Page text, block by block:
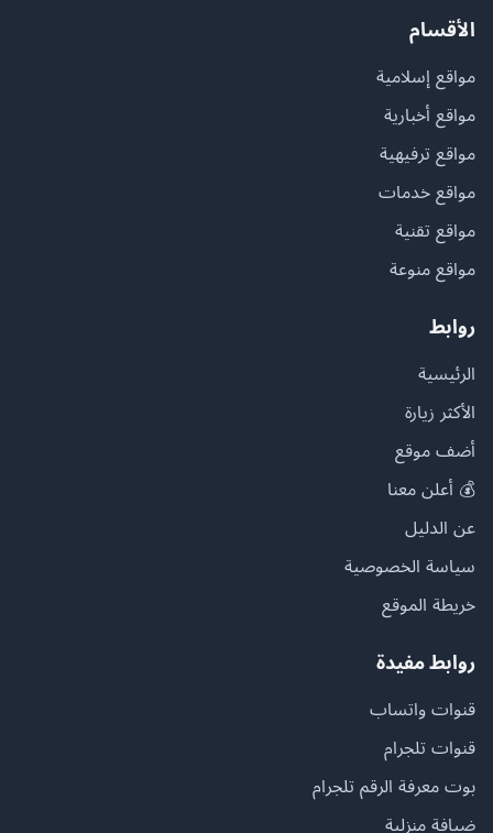
الأقسام
مواقع إسلامية
مواقع أخبارية
مواقع ترفيهية
مواقع خدمات
مواقع تقنية
مواقع منوعة
روابط
الرئيسية
الأكثر زيارة
أضف موقع
💰 أعلن معنا
عن الدليل
سياسة الخصوصية
خريطة الموقع
روابط مفيدة
قنوات واتساب
قنوات تلجرام
بوت معرفة الرقم تلجرام
ضيافة منزلية